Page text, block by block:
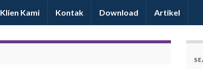
Klien Kami Kontak Download Artikel